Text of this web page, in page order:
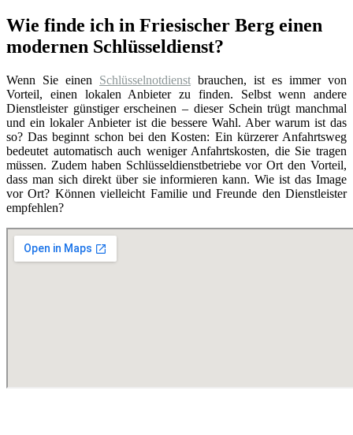
Wie finde ich in Friesischer Berg einen
modernen Schlüsseldienst?
Wenn Sie einen Schlüsselnotdienst brauchen, ist es immer von
Vorteil, einen lokalen Anbieter zu finden. Selbst wenn andere
Dienstleister günstiger erscheinen – dieser Schein trügt manchmal
und ein lokaler Anbieter ist die bessere Wahl. Aber warum ist das
so? Das beginnt schon bei den Kosten: Ein kürzerer Anfahrtsweg
bedeutet automatisch auch weniger Anfahrtskosten, die Sie tragen
müssen. Zudem haben Schlüsseldienstbetriebe vor Ort den Vorteil,
dass man sich direkt über sie informieren kann. Wie ist das Image
vor Ort? Können vielleicht Familie und Freunde den Dienstleister
empfehlen?